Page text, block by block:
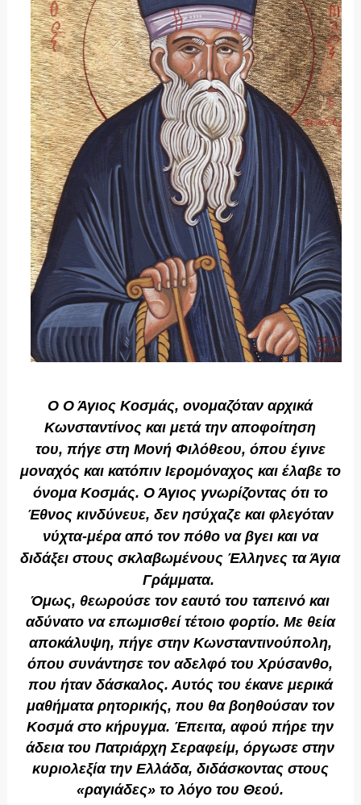
Ο Ο Άγιος Κοσμάς, ονομαζόταν αρχικά
Κωνσταντίνος και μετά την αποφοίτηση
του, πήγε στη Μονή Φιλόθεου, όπου έγινε
μοναχός και κατόπιν Ιερομόναχος και έλαβε το
όνομα Κοσμάς. Ο Άγιος γνωρίζοντας ότι το
Έθνος κινδύνευε, δεν ησύχαζε και φλεγόταν
νύχτα-μέρα από τον πόθο να βγει και να
διδάξει στους σκλαβωμένους Έλληνες τα Άγια
Γράμματα.
Όμως, θεωρούσε τον εαυτό του ταπεινό και
αδύνατο να επωμισθεί τέτοιο φορτίο. Με θεία
αποκάλυψη, πήγε στην Κωνσταντινούπολη,
όπου συνάντησε τον αδελφό του Χρύσανθο,
που ήταν δάσκαλος. Αυτός του έκανε μερικά
μαθήματα ρητορικής, που θα βοηθούσαν τον
Κοσμά στο κήρυγμα. Έπειτα, αφού πήρε την
άδεια του Πατριάρχη Σεραφείμ, όργωσε στην
κυριολεξία την Ελλάδα, διδάσκοντας στους
«ραγιάδες» το λόγο του Θεού.